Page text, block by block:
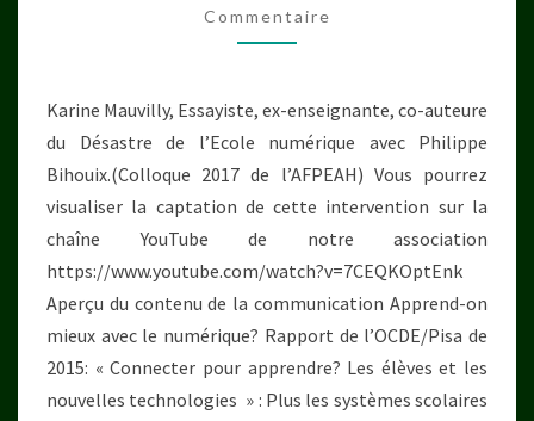
IRRATIONNEL
Commentaire
Karine Mauvilly, Essayiste, ex-enseignante, co-auteure
du Désastre de l’Ecole numérique avec Philippe
Bihouix.(Colloque 2017 de l’AFPEAH) Vous pourrez
visualiser la captation de cette intervention sur la
chaîne YouTube de notre association
https://www.youtube.com/watch?v=7CEQKOptEnk
Aperçu du contenu de la communication Apprend-on
mieux avec le numérique? Rapport de l’OCDE/Pisa de
2015: « Connecter pour apprendre? Les élèves et les
nouvelles technologies » : Plus les systèmes scolaires